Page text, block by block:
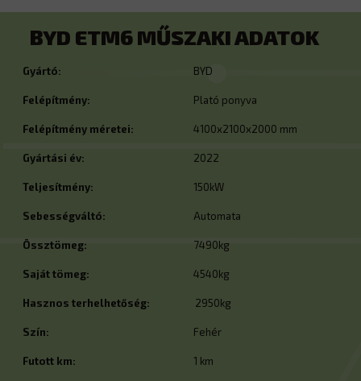
BYD ETM6 MŰSZAKI ADATOK
Gyártó: BYD
Felépítmény: Plató ponyva
Felépítmény méretei: 4100x2100x2000 mm
Gyártási év: 2022
Teljesítmény: 150kW
Sebességváltó: Automata
Össztömeg: 7490kg
Saját tömeg: 4540kg
Hasznos terhelhetőség: 2950kg
Szín: Fehér
Futott km: 1 km